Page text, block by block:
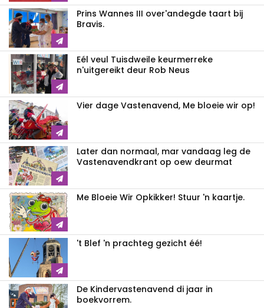
Prins Wannes III over'andegde taart bij
Bravis.
Eél veul Tuisdweile keurmerreke
n'uitgereikt deur Rob Neus
Vier dage Vastenavend, Me bloeie wir op!
Later dan normaal, mar vandaag leg de
Vastenavendkrant op oew deurmat
Me Bloeie Wir Opkikker! Stuur 'n kaartje.
't Blef 'n prachteg gezicht éé!
De Kindervastenavend di jaar in
boekvorrem.